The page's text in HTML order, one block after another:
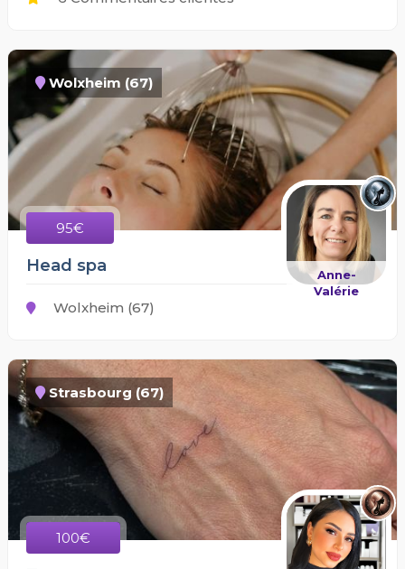
Wolxheim (67)
95€
Anne-
Valérie
Head spa
Wolxheim (67)
Strasbourg (67)
100€